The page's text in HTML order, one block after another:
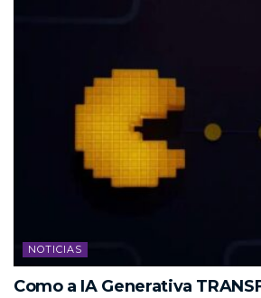
NOTICIAS
Como a IA Generativa